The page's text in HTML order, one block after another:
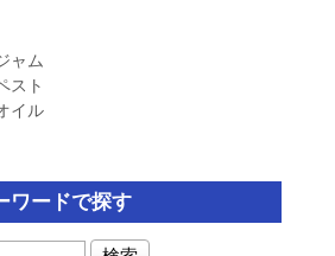
ャム
スト
イル
ワードで探す